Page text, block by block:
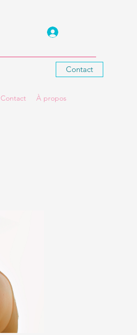
Contact
Contact À propos